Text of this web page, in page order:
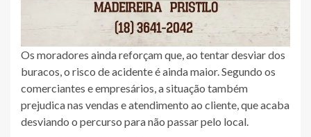
Os moradores ainda reforçam que, ao tentar desviar dos
buracos, o risco de acidente é ainda maior. Segundo os
comerciantes e empresários, a situação também
prejudica nas vendas e atendimento ao cliente, que acaba
desviando o percurso para não passar pelo local.